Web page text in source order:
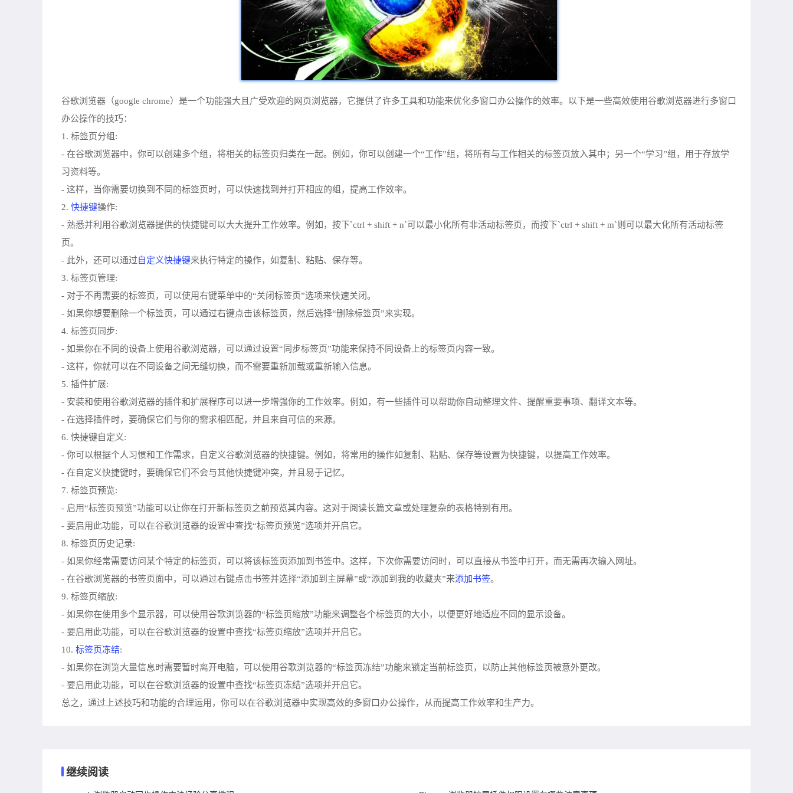
谷歌浏览器（google chrome）是一个功能强大且广受欢迎的网页浏览器，它提供了许多工具和功能来优化多窗口办公操作的效率。以下是一些高效使用谷歌浏览器进行多窗口
办公操作的技巧：
1. 标签页分组:
- 在谷歌浏览器中，你可以创建多个组，将相关的标签页归类在一起。例如，你可以创建一个“工作”组，将所有与工作相关的标签页放入其中；另一个“学习”组，用于存放学
习资料等。
- 这样，当你需要切换到不同的标签页时，可以快速找到并打开相应的组，提高工作效率。
2. 快捷键操作:
- 熟悉并利用谷歌浏览器提供的快捷键可以大大提升工作效率。例如，按下`ctrl + shift + n`可以最小化所有非活动标签页，而按下`ctrl + shift + m`则可以最大化所有活动标签
页。
- 此外，还可以通过自定义快捷键来执行特定的操作，如复制、粘贴、保存等。
3. 标签页管理:
- 对于不再需要的标签页，可以使用右键菜单中的“关闭标签页”选项来快速关闭。
- 如果你想要删除一个标签页，可以通过右键点击该标签页，然后选择“删除标签页”来实现。
4. 标签页同步:
- 如果你在不同的设备上使用谷歌浏览器，可以通过设置“同步标签页”功能来保持不同设备上的标签页内容一致。
- 这样，你就可以在不同设备之间无缝切换，而不需要重新加载或重新输入信息。
5. 插件扩展:
- 安装和使用谷歌浏览器的插件和扩展程序可以进一步增强你的工作效率。例如，有一些插件可以帮助你自动整理文件、提醒重要事项、翻译文本等。
- 在选择插件时，要确保它们与你的需求相匹配，并且来自可信的来源。
6. 快捷键自定义:
- 你可以根据个人习惯和工作需求，自定义谷歌浏览器的快捷键。例如，将常用的操作如复制、粘贴、保存等设置为快捷键，以提高工作效率。
- 在自定义快捷键时，要确保它们不会与其他快捷键冲突，并且易于记忆。
7. 标签页预览:
- 启用“标签页预览”功能可以让你在打开新标签页之前预览其内容。这对于阅读长篇文章或处理复杂的表格特别有用。
- 要启用此功能，可以在谷歌浏览器的设置中查找“标签页预览”选项并开启它。
8. 标签页历史记录:
- 如果你经常需要访问某个特定的标签页，可以将该标签页添加到书签中。这样，下次你需要访问时，可以直接从书签中打开，而无需再次输入网址。
- 在谷歌浏览器的书签页面中，可以通过右键点击书签并选择“添加到主屏幕”或“添加到我的收藏夹”来添加书签。
9. 标签页缩放:
- 如果你在使用多个显示器，可以使用谷歌浏览器的“标签页缩放”功能来调整各个标签页的大小，以便更好地适应不同的显示设备。
- 要启用此功能，可以在谷歌浏览器的设置中查找“标签页缩放”选项并开启它。
10. 标签页冻结:
- 如果你在浏览大量信息时需要暂时离开电脑，可以使用谷歌浏览器的“标签页冻结”功能来锁定当前标签页，以防止其他标签页被意外更改。
- 要启用此功能，可以在谷歌浏览器的设置中查找“标签页冻结”选项并开启它。
总之，通过上述技巧和功能的合理运用，你可以在谷歌浏览器中实现高效的多窗口办公操作，从而提高工作效率和生产力。
继续阅读